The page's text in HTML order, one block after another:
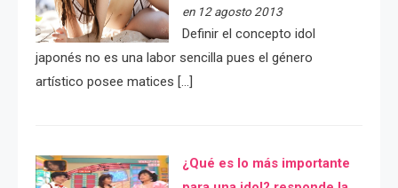
en 12 agosto 2013
Definir el concepto idol
japonés no es una labor sencilla pues el género
artístico posee matices […]
¿Qué es lo más importante